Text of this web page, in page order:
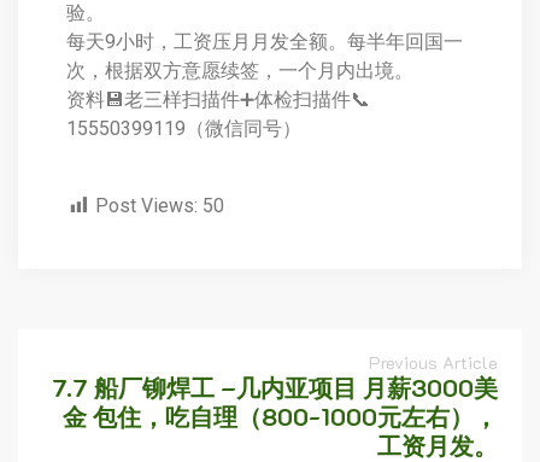
验。
每天9小时，工资压月月发全额。每半年回国一
次，根据双方意愿续签，一个月内出境。
资料💾老三样扫描件➕体检扫描件📞
15550399119（微信同号）
Post Views: 50
Previous Article
7.7 船厂铆焊工 –几内亚项目 月薪3000美
金 包住，吃自理（800-1000元左右），
工资月发。